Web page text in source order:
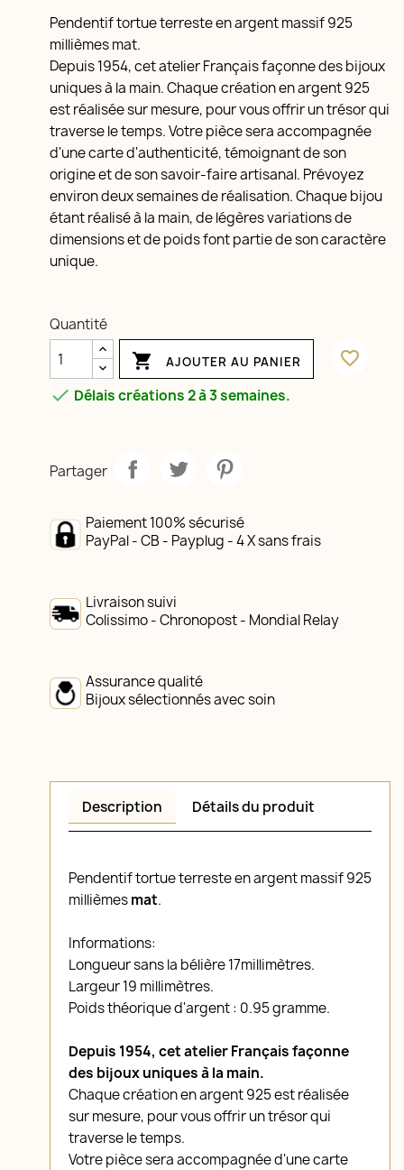
Pendentif tortue terreste en argent massif 925
millièmes mat.
Depuis 1954, cet atelier Français façonne des bijoux
uniques à la main. Chaque création en argent 925
est réalisée sur mesure, pour vous offrir un trésor qui
traverse le temps. Votre pièce sera accompagnée
d'une carte d'authenticité, témoignant de son
origine et de son savoir-faire artisanal. Prévoyez
environ deux semaines de réalisation. Chaque bijou
étant réalisé à la main, de légères variations de
dimensions et de poids font partie de son caractère
unique.
Quantité
 AJOUTER AU PANIER
favorite_border
 Délais créations 2 à 3 semaines.
Partager
Paiement 100% sécurisé
PayPal - CB - Payplug - 4 X sans frais
Livraison suivi
Colissimo - Chronopost - Mondial Relay
Assurance qualité
Bijoux sélectionnés avec soin
Description Détails du produit
Pendentif tortue terreste en argent massif 925
millièmesmat.
Informations:
Longueur sans la bélière 17millimètres.
Largeur 19 millimètres.
Poids théorique d'argent : 0.95 gramme.
Depuis 1954, cet atelier Français façonne
des bijoux uniques à la main.
Chaque création en argent 925 est réalisée
sur mesure, pour vous offrir un trésor qui
traverse le temps.
Votre pièce sera accompagnée d'une carte